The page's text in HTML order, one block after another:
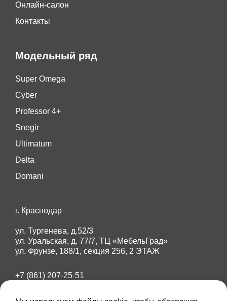
Онлайн-салон
Контакты
Модельный ряд
Super Omega
Cyber
Professor 4+
Snegir
Ultimatum
Delta
Domani
г. Краснодар
ул. Тургенева, д.52/3
ул. Уральская, д. 77/7, ТЦ «МебельГрад»
ул. Фрунзе, 188/1, секция 256, 2 ЭТАЖ
+7 (861) 207-25-51